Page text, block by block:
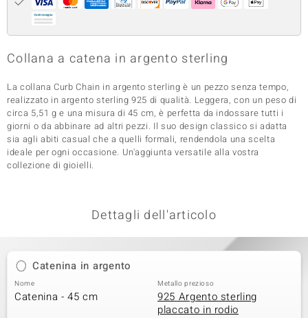
Classics
Collana a catena in argento sterling
La collana Curb Chain in argento sterling è un pezzo senza tempo,
realizzato in argento sterling 925 di qualità. Leggera, con un peso di
circa 5,51 g e una misura di 45 cm, è perfetta da indossare tutti i
giorni o da abbinare ad altri pezzi. Il suo design classico si adatta
sia agli abiti casual che a quelli formali, rendendola una scelta
ideale per ogni occasione. Un'aggiunta versatile alla vostra
collezione di gioielli.
Dettagli dell'articolo
Catenina in argento
Nome
Catenina - 45 cm
Metallo prezioso
925 Argento sterling
placcato in rodio